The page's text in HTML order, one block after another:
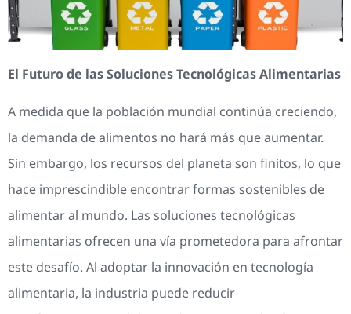
El Futuro de las Soluciones Tecnológicas Alimentarias
A medida que la población mundial continúa creciendo,
la demanda de alimentos no hará más que aumentar.
Sin embargo, los recursos del planeta son finitos, lo que
hace imprescindible encontrar formas sostenibles de
alimentar al mundo. Las soluciones tecnológicas
alimentarias ofrecen una vía prometedora para afrontar
este desafío. Al adoptar la innovación en tecnología
alimentaria, la industria puede reducir